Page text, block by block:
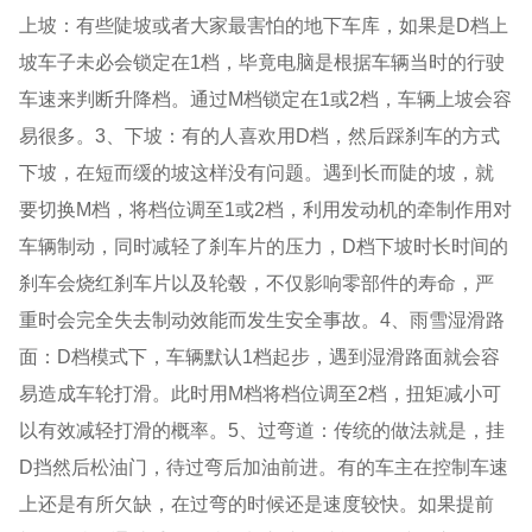
上坡：有些陡坡或者大家最害怕的地下车库，如果是D档上
坡车子未必会锁定在1档，毕竟电脑是根据车辆当时的行驶
车速来判断升降档。通过M档锁定在1或2档，车辆上坡会容
易很多。3、下坡：有的人喜欢用D档，然后踩刹车的方式
下坡，在短而缓的坡这样没有问题。遇到长而陡的坡，就
要切换M档，将档位调至1或2档，利用发动机的牵制作用对
车辆制动，同时减轻了刹车片的压力，D档下坡时长时间的
刹车会烧红刹车片以及轮毂，不仅影响零部件的寿命，严
重时会完全失去制动效能而发生安全事故。4、雨雪湿滑路
面：D档模式下，车辆默认1档起步，遇到湿滑路面就会容
易造成车轮打滑。此时用M档将档位调至2档，扭矩减小可
以有效减轻打滑的概率。5、过弯道：传统的做法就是，挂
D挡然后松油门，待过弯后加油前进。有的车主在控制车速
上还是有所欠缺，在过弯的时候还是速度较快。如果提前